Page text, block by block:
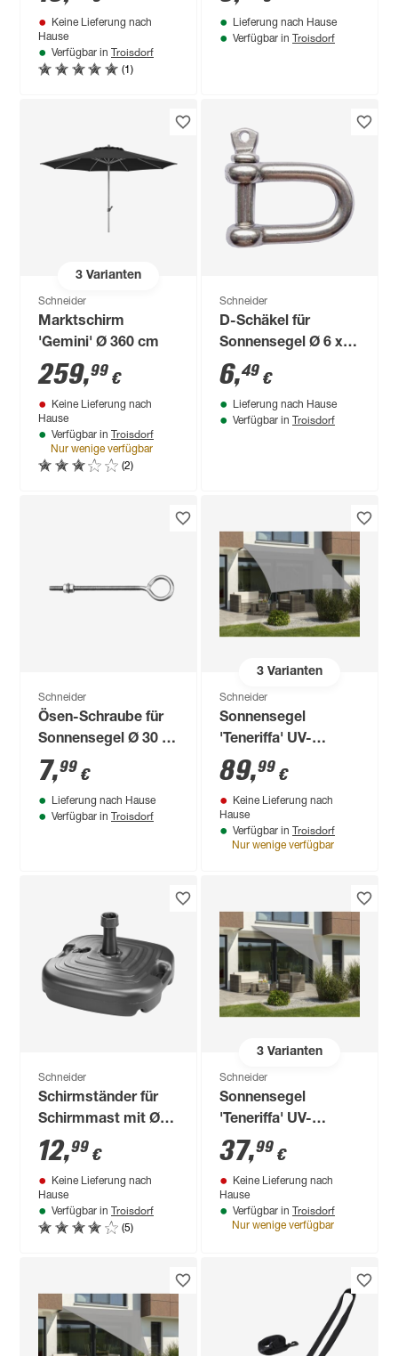
Keine Lieferung nach
Hause
Verfügbar in Troisdorf
(1)
mm
Lieferung nach Hause
Verfügbar in Troisdorf
3Varianten
Schneider
Marktschirm
'Gemini' Ø 360 cm
259,99 €
Keine Lieferung nach
Hause
Verfügbar in Troisdorf
Nur wenige verfügbar
(2)
Schneider
D-Schäkel für
Sonnensegel Ø 6 x
12 mm
6,49 €
Lieferung nach Hause
Verfügbar in Troisdorf
Schneider
Ösen-Schraube für
Sonnensegel Ø 30 x
140 mm
7,99 €
Lieferung nach Hause
Verfügbar in Troisdorf
3Varianten
Schneider
Sonnensegel
'Teneriffa' UV-
beständig 500 x 500
cm
89,99 €
Keine Lieferung nach
Hause
Verfügbar in Troisdorf
Nur wenige verfügbar
Schneider
Schirmständer für
Schirmmast mit Ø
25 - 32 mm
Kunststoff 45 x 45 x
28 cm
12,99 €
Keine Lieferung nach
Hause
Verfügbar in Troisdorf
(5)
3Varianten
Schneider
Sonnensegel
'Teneriffa' UV-
beständig 360 x 360
x 360 cm
37,99 €
Keine Lieferung nach
Hause
Verfügbar in Troisdorf
Nur wenige verfügbar